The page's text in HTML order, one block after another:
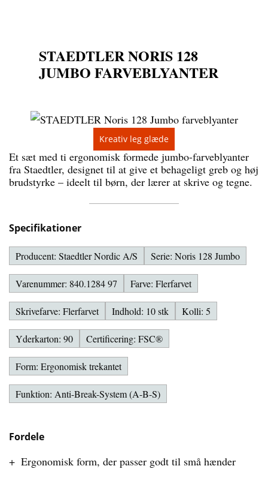
Kreativ leg glæde
STAEDTLER NORIS 128
JUMBO FARVEBLYANTER
Et sæt med ti ergonomisk formede jumbo-farveblyanter
fra Staedtler, designet til at give et behageligt greb og høj
brudstyrke – ideelt til børn, der lærer at skrive og tegne.
Fordele
Ergonomisk form, der passer godt til små hænder
Specifikationer
Producent: Staedtler Nordic A/S Serie: Noris 128 Jumbo
Varenummer: 840.1284 97 Farve: Flerfarvet
Skrivefarve: Flerfarvet Indhold: 10 stk Kolli: 5
Yderkarton: 90 Certificering: FSC®
Form: Ergonomisk trekantet
Funktion: Anti-Break-System (A-B-S)